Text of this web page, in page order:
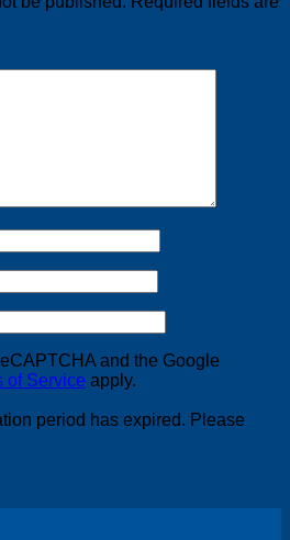
and the Google
of Service apply.
period has expired. Please